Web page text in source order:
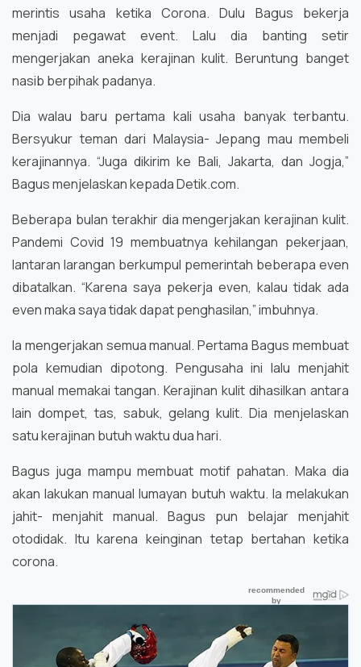
merintis usaha ketika Corona. Dulu Bagus bekerja
menjadi pegawat event. Lalu dia banting setir
mengerjakan aneka kerajinan kulit. Beruntung banget
nasib berpihak padanya.
Dia walau baru pertama kali usaha banyak terbantu.
Bersyukur teman dari Malaysia- Jepang mau membeli
kerajinannya. “Juga dikirim ke Bali, Jakarta, dan Jogja,”
Bagus menjelaskan kepada Detik.com.
Beberapa bulan terakhir dia mengerjakan kerajinan kulit.
Pandemi Covid 19 membuatnya kehilangan pekerjaan,
lantaran larangan berkumpul pemerintah beberapa even
dibatalkan. “Karena saya pekerja even, kalau tidak ada
even maka saya tidak dapat penghasilan,” imbuhnya.
Ia mengerjakan semua manual. Pertama Bagus membuat
pola kemudian dipotong. Pengusaha ini lalu menjahit
manual memakai tangan. Kerajinan kulit dihasilkan antara
lain dompet, tas, sabuk, gelang kulit. Dia menjelaskan
satu kerajinan butuh waktu dua hari.
Bagus juga mampu membuat motif pahatan. Maka dia
akan lakukan manual lumayan butuh waktu. Ia melakukan
jahit- menjahit manual. Bagus pun belajar menjahit
otodidak. Itu karena keinginan tetap bertahan ketika
corona.